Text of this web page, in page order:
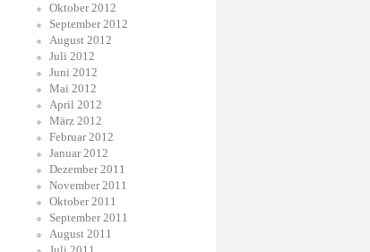
Oktober 2012
September 2012
August 2012
Juli 2012
Juni 2012
Mai 2012
April 2012
März 2012
Februar 2012
Januar 2012
Dezember 2011
November 2011
Oktober 2011
September 2011
August 2011